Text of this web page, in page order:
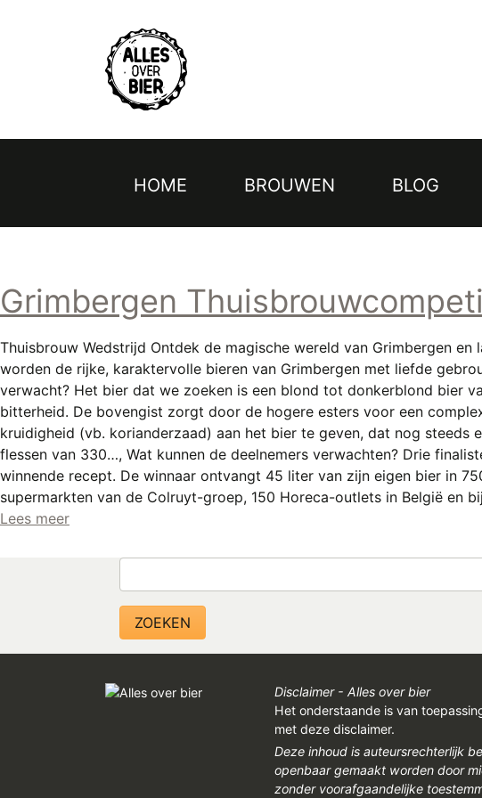
Hoofdnavigatie
HOME BROUWEN BLOG
Grimbergen
Thuisbrouw Wedstrijd Ontdek de magische wereld van Grimbergen
worden de rijke, karaktervolle bieren van Grimbergen met liefde
verwacht? Het bier dat we zoeken is een blond tot donkerblond bier
bitterheid. De bovengist zorgt door de hogere esters voor een
kruidigheid (vb. korianderzaad) aan het bier te geven, dat nog
flessen van 330…, Wat kunnen de deelnemers verwachten? Drie
winnende recept. De winnaar ontvangt 45 liter van zijn eigen bier in
supermarkten van de Colruyt-groep, 150 Horeca-outlets in België en
Lees meer
Disclaimer - Alles over bier
Het onderstaande is van
met deze disclaimer.
Deze inhoud is auteursrechterlijk
openbaar gemaakt worden door
zonder voorafgaandelijke